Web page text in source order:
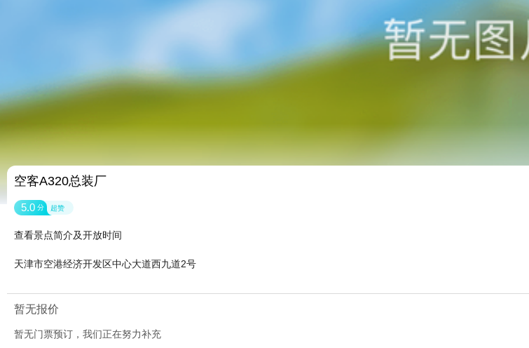
空客A320总装厂
5.0 分 超赞
查看景点简介及开放时间
天津市空港经济开发区中心大道西九道2号
暂无报价
暂无门票预订，我们正在努力补充